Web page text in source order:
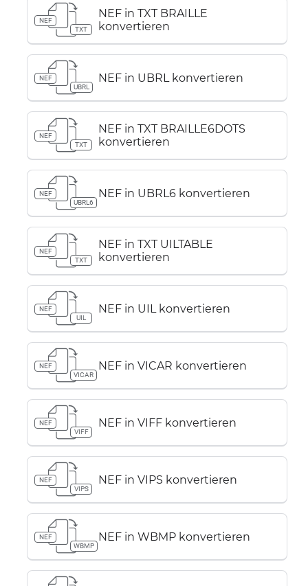
NEF
TXT
NEF in TXT BRAILLE
konvertieren
NEF
UBRL
NEF in UBRL konvertieren
NEF
TXT
NEF in TXT BRAILLE6DOTS
konvertieren
NEF
UBRL6
NEF in UBRL6 konvertieren
NEF
TXT
NEF in TXT UILTABLE
konvertieren
NEF
UIL
NEF in UIL konvertieren
NEF
VICAR
NEF in VICAR konvertieren
NEF
VIFF
NEF in VIFF konvertieren
NEF
VIPS
NEF in VIPS konvertieren
NEF
WBMP
NEF in WBMP konvertieren